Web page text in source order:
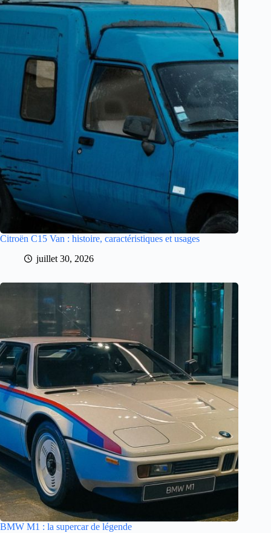
Citroën C15 Van : histoire, caractéristiques et usages
juillet 30, 2026
BMW M1 : la supercar de légende